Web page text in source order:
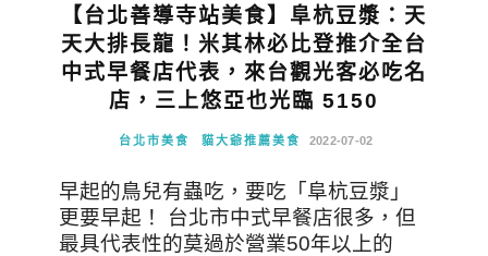
【台北善導寺站美食】阜杭豆漿：天
天大排長龍！米其林必比登推介全台
中式早餐店代表，來台觀光客必吃名
店，三上悠亞也光臨 5150
台北市美食 貓大爺推薦美食 2022-07-02
早起的鳥兒有蟲吃，要吃「阜杭豆漿」
更要早起！ 台北市中式早餐店很多，但
最具代表性的莫過於營業50年以上的